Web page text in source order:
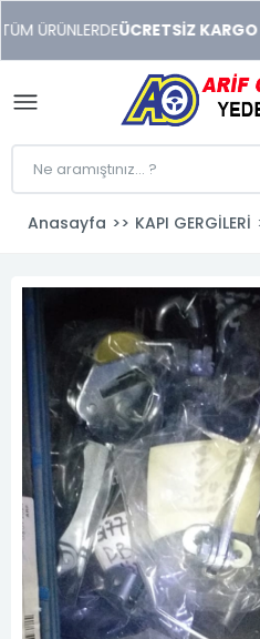
xonusu
veren
sitolar
ÜRÜNLERDEÜCRETSİZ KARGO
Anasayfa KAPI GERGİLERİ